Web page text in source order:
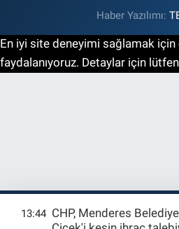
Haber Yazılımı:
En iyi site deneyimi sağlamak
faydalanıyoruz. Detaylar için lütfen
13:44 CHP, Menderes